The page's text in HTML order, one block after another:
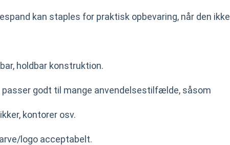
kan staples for praktisk opbevaring, når den ikke
holdbar konstruktion.
passer godt til mange anvendelsestilfælde, såsom
kontorer osv.
logo acceptabelt.